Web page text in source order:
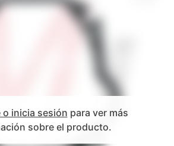
o inicia sesión para ver más
sobre el producto.